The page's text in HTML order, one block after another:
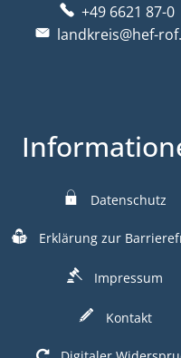
+49 6621 87-0
landkreis@hef-
Datenschutz
Erklärung zur
Impressum
Kontakt